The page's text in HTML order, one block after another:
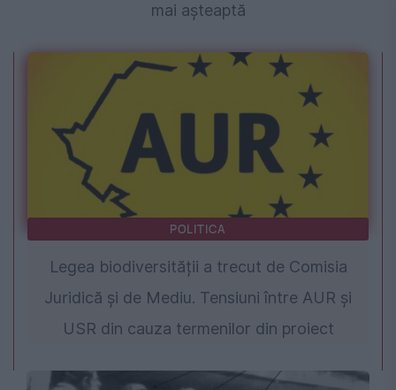
mai așteaptă
POLITICA
Legea biodiversității a trecut de Comisia
Juridică și de Mediu. Tensiuni între AUR și
USR din cauza termenilor din proiect